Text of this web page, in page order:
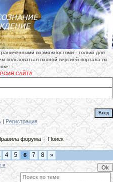
возможностями - только для
пользоваться полной версией портала по
САЙТА
| Регистрация
форума · Поиск·
4 5 6 7 8 »
и